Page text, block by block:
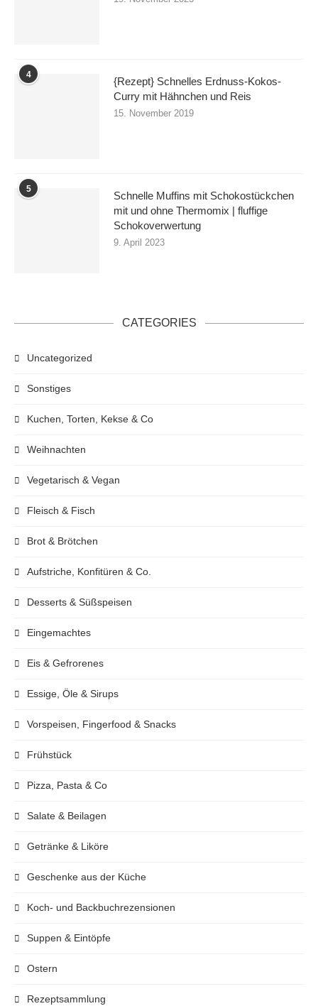
4
{Rezept} Schnelles Erdnuss-Kokos-
Curry mit Hähnchen und Reis
15. November 2019
5
Schnelle Muffins mit Schokostückchen
mit und ohne Thermomix | fluffige
Schokoverwertung
9. April 2023
CATEGORIES
Uncategorized
Sonstiges
Kuchen, Torten, Kekse & Co
Weihnachten
Vegetarisch & Vegan
Fleisch & Fisch
Brot & Brötchen
Aufstriche, Konfitüren & Co.
Desserts & Süßspeisen
Eingemachtes
Eis & Gefrorenes
Essige, Öle & Sirups
Vorspeisen, Fingerfood & Snacks
Frühstück
Pizza, Pasta & Co
Salate & Beilagen
Getränke & Liköre
Geschenke aus der Küche
Koch- und Backbuchrezensionen
Suppen & Eintöpfe
Ostern
Rezeptsammlung